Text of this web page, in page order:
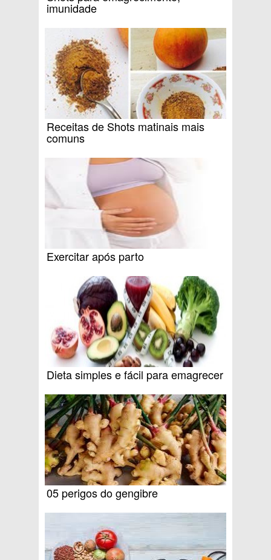
imunidade
Receitas de Shots matinais mais
comuns
Exercitar após parto
Dieta simples e fácil para emagrecer
05 perigos do gengibre